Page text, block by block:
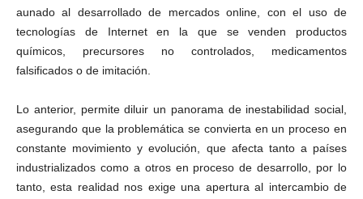
aunado al desarrollado de mercados online, con el uso de
tecnologías de Internet en la que se venden productos
químicos, precursores no controlados, medicamentos
falsificados o de imitación.
Lo anterior, permite diluir un panorama de inestabilidad social,
asegurando que la problemática se convierta en un proceso en
constante movimiento y evolución, que afecta tanto a países
industrializados como a otros en proceso de desarrollo, por lo
tanto, esta realidad nos exige una apertura al intercambio de